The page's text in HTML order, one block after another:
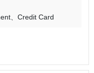
Credit Card